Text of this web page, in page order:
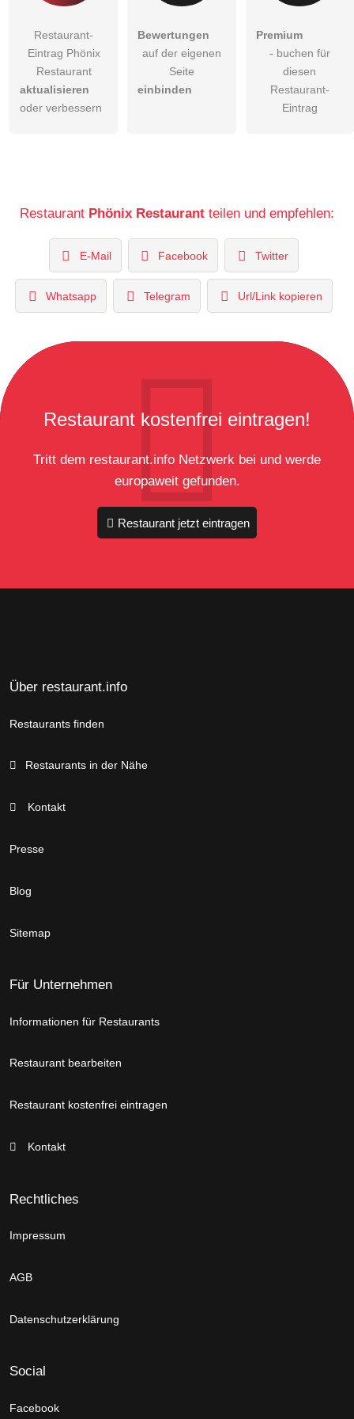
Restaurant-
Eintrag Phönix
Restaurant
aktualisieren
oder verbessern
Bewertungen
auf der eigenen
Seite
einbinden
Premium
- buchen für
diesen
Restaurant-
Eintrag
Restaurant Phönix Restaurant teilen und empfehlen:
E-Mail Facebook Twitter
Whatsapp Telegram Url/Link kopieren
Restaurant kostenfrei eintragen!
Tritt dem restaurant.info Netzwerk bei und werde
europaweit gefunden.
Restaurant jetzt eintragen
Über restaurant.info
Restaurants finden
Restaurants in der Nähe
Kontakt
Presse
Blog
Sitemap
Für Unternehmen
Informationen für Restaurants
Restaurant bearbeiten
Restaurant kostenfrei eintragen
Kontakt
Rechtliches
Impressum
AGB
Datenschutzerklärung
Social
Facebook